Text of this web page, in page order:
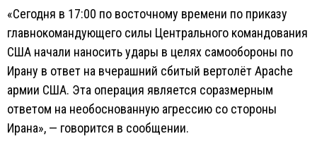
«Сегодня в 17:00 по восточному времени по приказу
главнокомандующего силы Центрального командования
США начали наносить удары в целях самообороны по
Ирану в ответ на вчерашний сбитый вертолёт Apache
армии США. Эта операция является соразмерным
ответом на необоснованную агрессию со стороны
Ирана», — говорится в сообщении.